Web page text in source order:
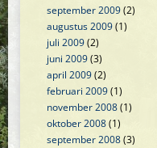
september 2009(2)
augustus 2009(1)
juli 2009(2)
juni 2009(3)
april 2009(2)
februari 2009(1)
november 2008(1)
oktober 2008(1)
september 2008(3)